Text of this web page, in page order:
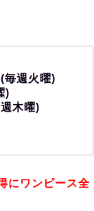
毎週火曜)
)
木曜)
にワンピース全